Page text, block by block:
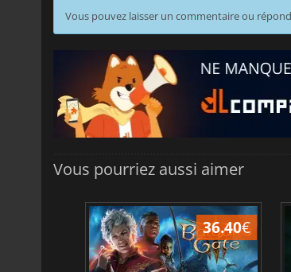
Vous pouvez laisser un commentaire ou
Vous pourriez aussi aimer
36.40€